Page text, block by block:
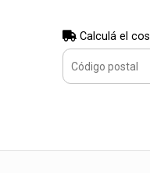
Calculá el